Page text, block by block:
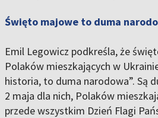
Święto majowe to duma
Emil Legowicz podkreśla, że
Polaków mieszkających w
historia, to duma narodowa”. Są
2 maja dla nich, Polaków
przede wszystkim Dzień Flagi